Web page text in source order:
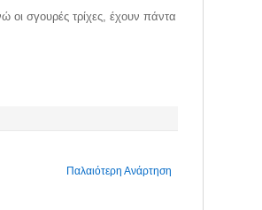
οι σγουρές τρίχες, έχουν πάντα
Παλαιότερη Ανάρτηση